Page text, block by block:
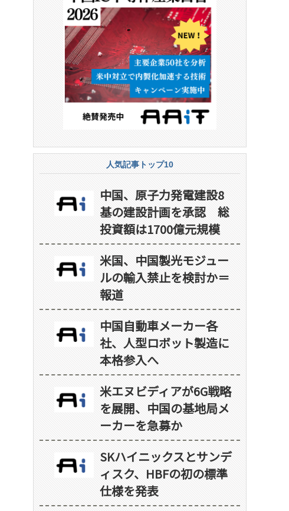
人気記事トップ10
中国、原子力発電建設8
基の建設計画を承認 総
投資額は1700億元規模
米国、中国製光モジュー
ルの輸入禁止を検討か＝
報道
中国自動車メーカー各
社、人型ロボット製造に
本格参入へ
米エヌビディアが6G戦略
を展開、中国の基地局メ
ーカーを急募か
SKハイニックスとサンデ
ィスク、HBFの初の標準
仕様を発表